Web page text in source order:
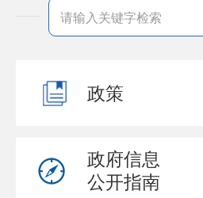
政策
政府信息
公开指南